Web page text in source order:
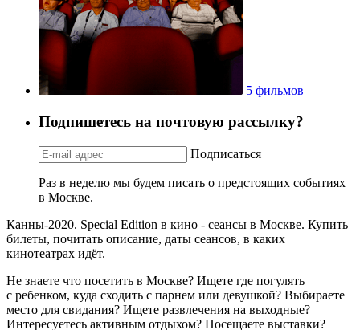
5 фильмов
Подпишетесь на почтовую рассылку?
Подписаться
Раз в неделю мы будем писать о предстоящих событиях
в Москве.
Канны-2020. Special Edition в кино - сеансы в Москве. Купить
билеты, почитать описание, даты сеансов, в каких
кинотеатрах идёт.
Не знаете что посетить в Москве? Ищете где погулять
с ребенком, куда сходить с парнем или девушкой? Выбираете
место для свидания? Ищете развлечения на выходные?
Интересуетесь активным отдыхом? Посещаете выставки?